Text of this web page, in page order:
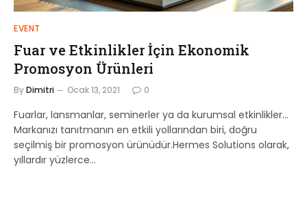
EVENT
Fuar ve Etkinlikler İçin Ekonomik
Promosyon Ürünleri
ByDimitri Ocak 13, 2021 0
Fuarlar, lansmanlar, seminerler ya da kurumsal etkinlikler…
Markanızı tanıtmanın en etkili yollarından biri, doğru
seçilmiş bir promosyon ürünüdür.Hermes Solutions olarak,
yıllardır yüzlerce…